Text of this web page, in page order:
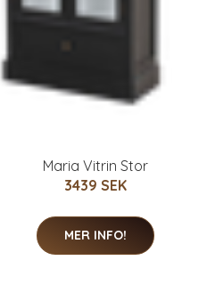
Maria Vitrin Stor
3439 SEK
MER INFO!